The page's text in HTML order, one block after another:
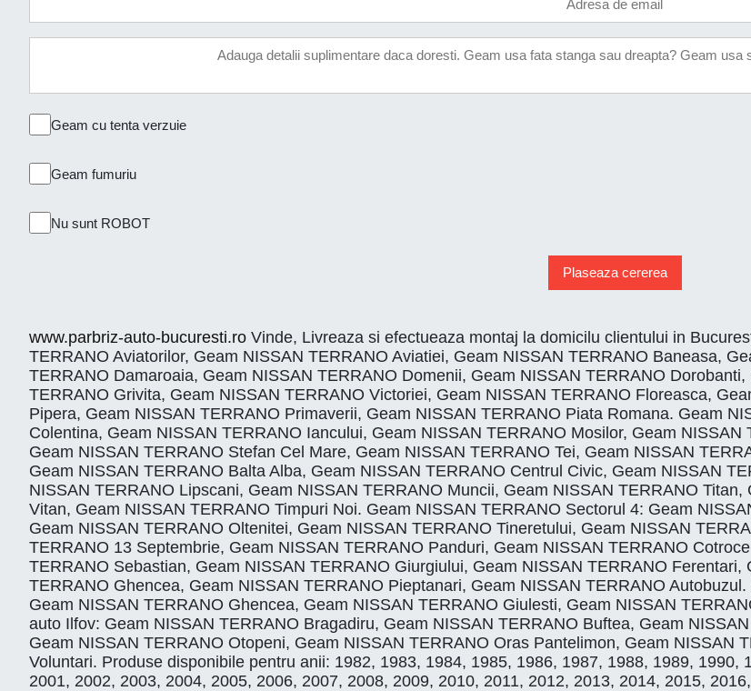
Geam cu tenta verzuie
Geam fumuriu
Nu sunt ROBOT
Plaseaza cererea
www.parbriz-auto-bucuresti.ro Vinde, Livreaza si efectueaza montaj la domicilu clientului in
TERRANO Aviatorilor, Geam NISSAN TERRANO Aviatiei, Geam NISSAN TERRANO Baneasa,
TERRANO Damaroaia, Geam NISSAN TERRANO Domenii, Geam NISSAN TERRANO
TERRANO Grivita, Geam NISSAN TERRANO Victoriei, Geam NISSAN TERRANO Floreasca,
Pipera, Geam NISSAN TERRANO Primaverii, Geam NISSAN TERRANO Piata Romana. Geam
Colentina, Geam NISSAN TERRANO Iancului, Geam NISSAN TERRANO Mosilor, Geam
Geam NISSAN TERRANO Stefan Cel Mare, Geam NISSAN TERRANO Tei, Geam NISSAN
Geam NISSAN TERRANO Balta Alba, Geam NISSAN TERRANO Centrul Civic, Geam NISSAN
NISSAN TERRANO Lipscani, Geam NISSAN TERRANO Muncii, Geam NISSAN TERRANO
Vitan, Geam NISSAN TERRANO Timpuri Noi. Geam NISSAN TERRANO Sectorul 4: Geam
Geam NISSAN TERRANO Oltenitei, Geam NISSAN TERRANO Tineretului, Geam NISSAN
TERRANO 13 Septembrie, Geam NISSAN TERRANO Panduri, Geam NISSAN TERRANO
TERRANO Sebastian, Geam NISSAN TERRANO Giurgiului, Geam NISSAN TERRANO
TERRANO Ghencea, Geam NISSAN TERRANO Pieptanari, Geam NISSAN TERRANO
Geam NISSAN TERRANO Ghencea, Geam NISSAN TERRANO Giulesti, Geam NISSAN
auto Ilfov: Geam NISSAN TERRANO Bragadiru, Geam NISSAN TERRANO Buftea, Geam
Geam NISSAN TERRANO Otopeni, Geam NISSAN TERRANO Oras Pantelimon, Geam NISSAN
Voluntari. Produse disponibile pentru anii: 1982, 1983, 1984, 1985, 1986, 1987, 1988, 1989,
2001, 2002, 2003, 2004, 2005, 2006, 2007, 2008, 2009, 2010, 2011, 2012, 2013, 2014, 2015,